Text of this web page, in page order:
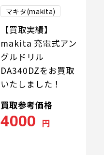
マキタ(makita)
【買取実績】
makita 充電式アン
グルドリル
DA340DZをお買取
いたしました！
買取参考価格
4000 円